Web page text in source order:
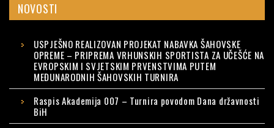
NOVOSTI
USPJEŠNO REALIZOVAN PROJEKAT NABAVKA ŠAHOVSKE
OPREME – PRIPREMA VRHUNSKIH SPORTISTA ZA UČEŠĆE NA
EVROPSKIM I SVJETSKIM PRVENSTVIMA PUTEM
MEĐUNARODNIH ŠAHOVSKIH TURNIRA
Raspis Akademija 007 – Turnira povodom Dana državnosti
BiH